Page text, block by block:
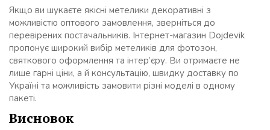
Якщо ви шукаєте якісні метелики декоративні з
можливістю оптового замовлення, зверніться до
перевірених постачальників. Інтернет-магазин Dojdevik
пропонує широкий вибір метеликів для фотозон,
святкового оформлення та інтер’єру. Ви отримаєте не
лише гарні ціни, а й консультацію, швидку доставку по
Україні та можливість замовити різні моделі в одному
пакеті.
Висновок